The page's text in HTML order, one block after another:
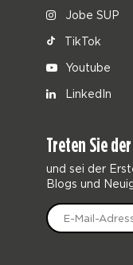
Jobe SUP
TikTok
Youtube
LinkedIn
Treten Sie
und sei der
Blogs und